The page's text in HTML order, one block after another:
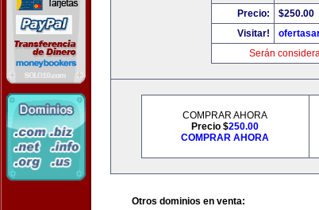
Precio:
$250.00
Visitar!
Serán
COMPRAR AHORA
Precio $250.00
COMPRAR AHORA
Otros dominios en venta: